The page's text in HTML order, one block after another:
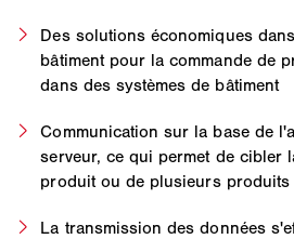
Des solutions économiques
bâtiment pour la commande de
dans des systèmes de bâtiment
Communication sur la base de
serveur, ce qui permet de cibler
produit ou de plusieurs produits
La transmission des données